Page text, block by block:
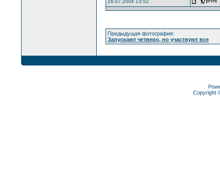
16.07.2004 13:52
Предыдущая фотография:
Запускают четверо, но участвуют все
Copyright